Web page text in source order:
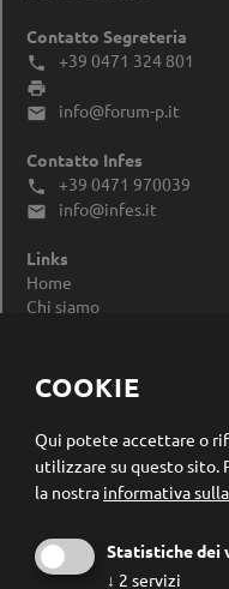
Contatto Segreteria
 +39 0471 324 801


info@forum-p.it
Contatto Infes
 +39 0471 970039
 info@infes.it
Links
Home
Chi siamo
Modificare le impostazioni
Registrazione
COOKIE
Qui potete accettare o
utilizzare su questo sito.
la nostra informativa
Statistiche dei
↓ 2 servizi